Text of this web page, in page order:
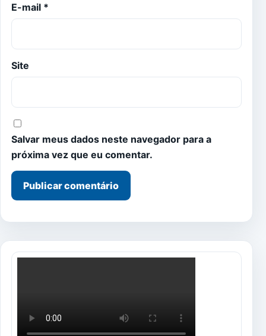
E-mail *
Site
Salvar meus dados neste navegador para a
próxima vez que eu comentar.